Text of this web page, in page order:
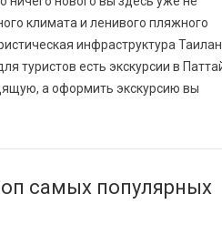
климата и ленивого пляжного
инфраструктура
туристов есть экскурсии в
а оформить экскурсию вы
самых популярных